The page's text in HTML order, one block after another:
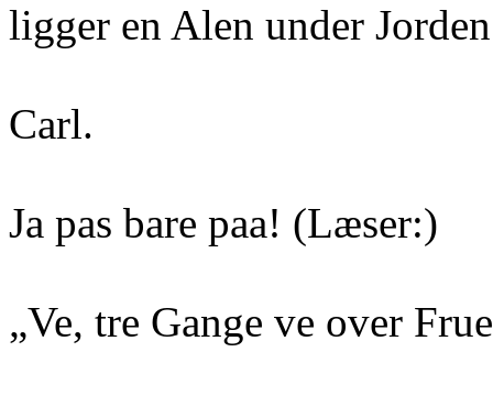
ligger en Alen under
Carl.
Ja pas bare paa! (Læser:)
„Ve, tre Gange ve over